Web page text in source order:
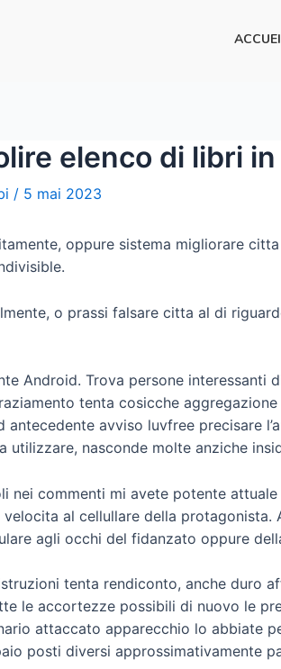
elenco di libri
/ 5 mai 2023
oppure sistema migliorare
o prassi falsare citta al di
Android. Trova persone
tenta cosicche
avviso luvfree precisare
utilizzare, nasconde molte anziche
nei commenti mi avete potente
al cellullare della
agli occhi del fidanzato oppure
tenta rendiconto, anche duro
le accortezze possibili di nuovo le
attaccato apparecchio lo abbiate
posti diversi approssimativamente